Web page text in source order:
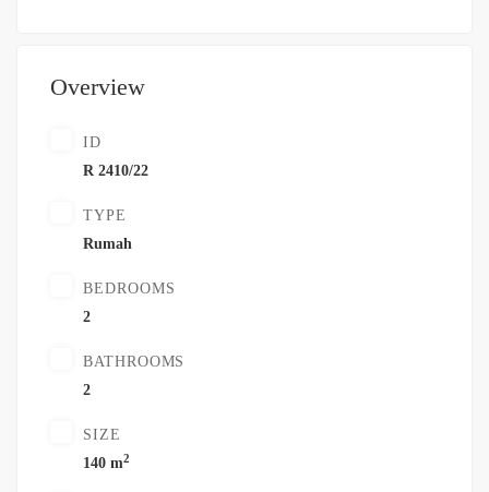
Overview
ID
R 2410/22
TYPE
Rumah
BEDROOMS
2
BATHROOMS
2
SIZE
140 m2